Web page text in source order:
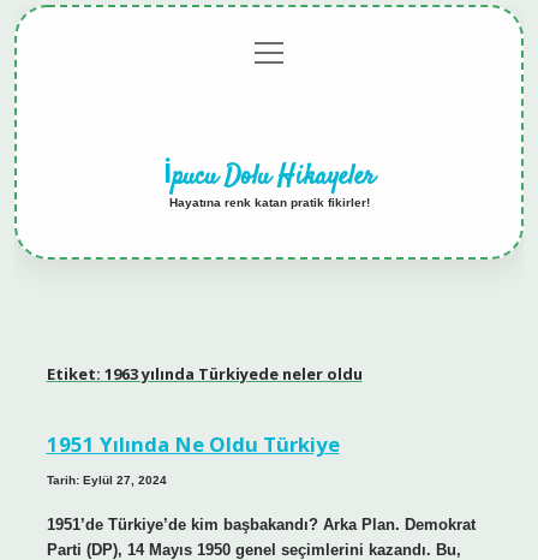
menüyü
aç
İpucu Dolu Hikayeler
Hayatına renk katan pratik fikirler!
Etiket: 1963 yılında Türkiyede neler oldu
1951 Yılında Ne Oldu Türkiye
Tarih: Eylül 27, 2024
1951’de Türkiye’de kim başbakandı? Arka Plan. Demokrat
Parti (DP), 14 Mayıs 1950 genel seçimlerini kazandı. Bu,